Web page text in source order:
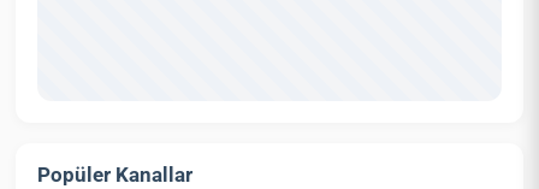
Popüler Kanallar